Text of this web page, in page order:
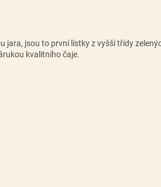
jara, jsou to první lístky z vyšší třídy
kvalitního čaje.